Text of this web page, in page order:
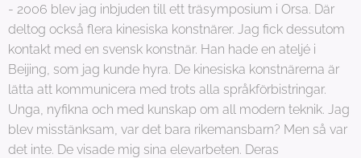
- 2006 blev jag inbjuden till ett träsymposium i Orsa. Där
deltog också flera kinesiska konstnärer. Jag fick dessutom
kontakt med en svensk konstnär. Han hade en ateljé i
Beijing, som jag kunde hyra. De kinesiska konstnärerna är
lätta att kommunicera med trots alla språkförbistringar.
Unga, nyfikna och med kunskap om all modern teknik. Jag
blev misstänksam, var det bara rikemansbarn? Men så var
det inte. De visade mig sina elevarbeten. Deras